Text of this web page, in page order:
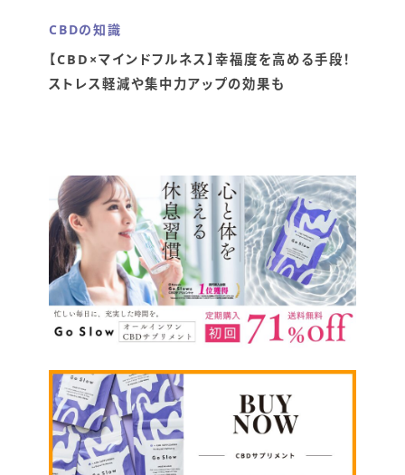
CBDの知識
【CBD×マインドフルネス】幸福度を高める手段！
ストレス軽減や集中力アップの効果も